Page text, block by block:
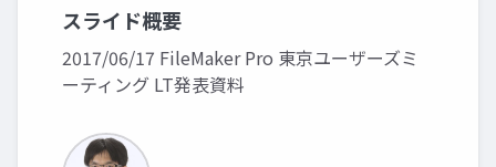
スライド概要
2017/06/17 FileMaker Pro 東京ユーザーズミ
ーティング LT発表資料